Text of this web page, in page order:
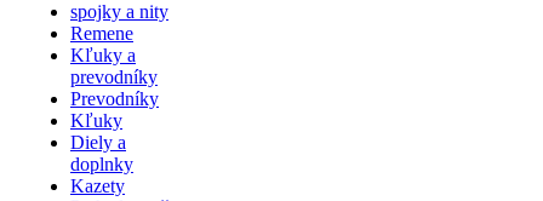
spojky a nity
Remene
Kľuky a
prevodníky
Prevodníky
Kľuky
Diely a
doplnky
Kazety